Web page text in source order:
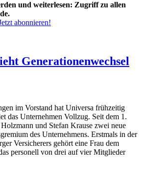
und weiterlesen: Zugriff zu allen
abonnieren!
Generationenwechsel
im Vorstand hat Universa frühzeitig
das Unternehmen Vollzug. Seit dem 1.
und Stefan Krause zwei neue
des Unternehmens. Erstmals in der
Versicherers gehört eine Frau dem
personell von drei auf vier Mitglieder